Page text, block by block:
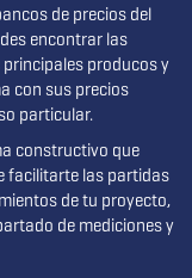
de precios del
encontrar las
producos y
con sus precios
particular.
constructivo que
facilitarte las partidas
de tu proyecto,
de mediciones y